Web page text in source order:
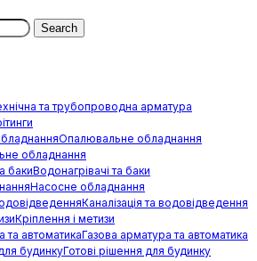
Search
та трубопроводна арматура
Опалювальне обладнання
обладнання
Водонагрівачі та баки
Насосне обладнання
Каналізація та водовідведення
Кріплення і метизи
Газова арматура та автоматика
Готові рішення для будинку